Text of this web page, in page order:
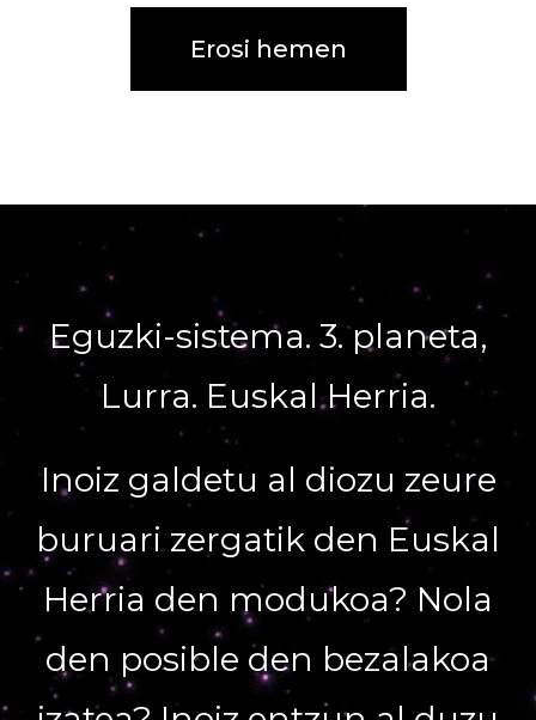
Erosi hemen
Eguzki-sistema. 3. planeta,
Lurra. Euskal Herria.
Inoiz galdetu al diozu zeure
buruari zergatik den Euskal
Herria den modukoa? Nola
den posible den bezalakoa